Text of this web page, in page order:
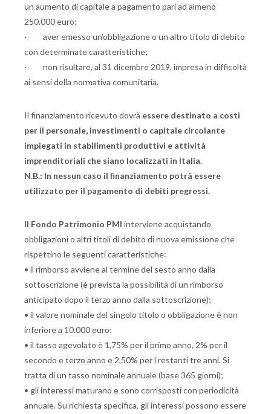
un aumento di capitale a pagamento pari ad almeno
250.000 euro;
· aver emesso un’obbligazione o un altro titolo di debito
con determinate caratteristiche;
· non risultare, al 31 dicembre 2019, impresa in difficoltà
ai sensi della normativa comunitaria.
Il finanziamento ricevuto dovrà essere destinato a costi
per il personale, investimenti o capitale circolante
impiegati in stabilimenti produttivi e attività
imprenditoriali che siano localizzati in Italia.
N.B.: In nessun caso il finanziamento potrà essere
utilizzato per il pagamento di debiti pregressi.
Il Fondo Patrimonio PMI interviene acquistando
obbligazioni o altri titoli di debito di nuova emissione che
rispettino le seguenti caratteristiche:
• il rimborso avviene al termine del sesto anno dalla
sottoscrizione (è prevista la possibilità di un rimborso
anticipato dopo il terzo anno dalla sottoscrizione);
• il valore nominale del singolo titolo o obbligazione è non
inferiore a 10.000 euro;
• il tasso agevolato è 1,75% per il primo anno, 2% per il
secondo e terzo anno e 2,50% per i restanti tre anni. Si
tratta di un tasso nominale annuale (base 365 giorni);
• gli interessi maturano e sono corrisposti con periodicità
annuale. Su richiesta specifica, gli interessi possono essere